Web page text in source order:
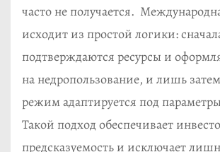
часто не получается.
исходит из простой логики:
подтверждаются ресурсы и
на недропользование, и лишь
режим адаптируется под
Такой подход обеспечивает
предсказуемость и исключает